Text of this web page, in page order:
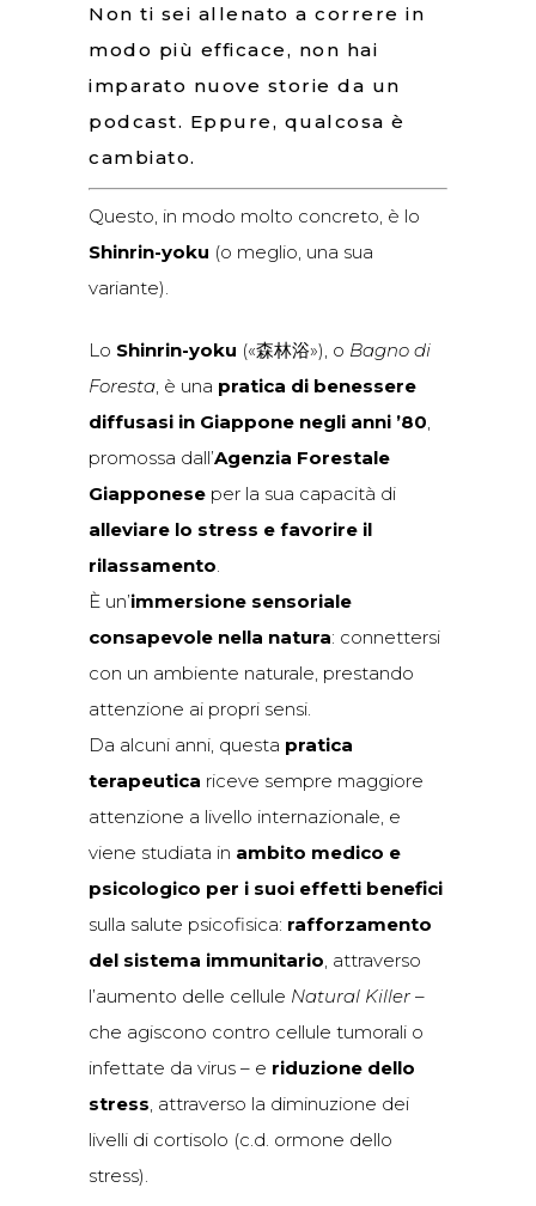
Non ti sei allenato a correre in
modo più efficace, non hai
imparato nuove storie da un
podcast. Eppure, qualcosa è
cambiato.
Questo, in modo molto concreto, è lo
Shinrin-yoku (o meglio, una sua
variante).
Lo Shinrin-yoku («森林浴»), o Bagno di
Foresta, è una pratica di benessere
diffusasi in Giappone negli anni ’80,
promossa dall’Agenzia Forestale
Giapponese per la sua capacità di
alleviare lo stress e favorire il
rilassamento.
È un’immersione sensoriale
consapevole nella natura: connettersi
con un ambiente naturale, prestando
attenzione ai propri sensi.
Da alcuni anni, questa pratica
terapeutica riceve sempre maggiore
attenzione a livello internazionale, e
viene studiata in ambito medico e
psicologico per i suoi effetti benefici
sulla salute psicofisica: rafforzamento
del sistema immunitario, attraverso
l’aumento delle cellule Natural Killer –
che agiscono contro cellule tumorali o
infettate da virus – e riduzione dello
stress, attraverso la diminuzione dei
livelli di cortisolo (c.d. ormone dello
stress).